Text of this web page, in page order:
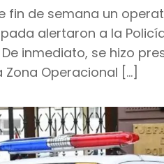
de semana un
alertaron a la
inmediato, se hizo
Zona Operacional […]